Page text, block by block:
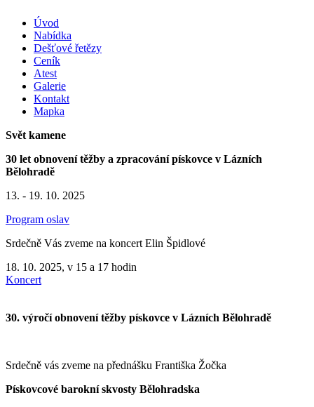
Úvod
Nabídka
Dešťové řetězy
Ceník
Atest
Galerie
Kontakt
Mapka
Svět kamene
30 let obnovení těžby a zpracování pískovce v Lázních
Bělohradě
13. - 19. 10. 2025
Program oslav
Srdečně Vás zveme na koncert Elin Špidlové
18. 10. 2025, v 15 a 17 hodin
Koncert
30. výročí obnovení těžby pískovce v Lázních Bělohradě
Srdečně vás zveme na přednášku Františka Žočka
Pískovcové barokní skvosty Bělohradska